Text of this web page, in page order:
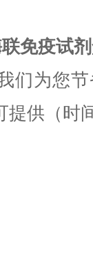
免疫试
们为您
提供（时